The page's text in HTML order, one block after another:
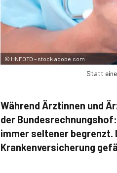
© HNFOTO – stock.adobe.com
Statt
Während Ärztinnen und
der
immer seltener begrenzt.
Krankenversicherung